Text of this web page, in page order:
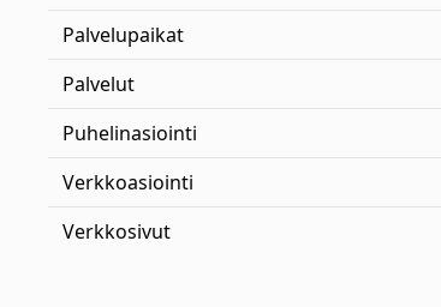
Palvelupaikat
Palvelut
Puhelinasiointi
Verkkoasiointi
Verkkosivut